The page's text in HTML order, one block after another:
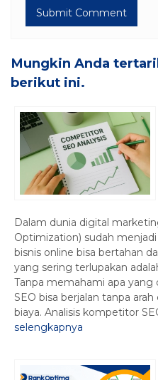
Mungkin Anda
berikut ini.
Dalam dunia digital
Optimization) sudah
bisnis online bisa bertahan
yang sering terlupakan
Tanpa memahami apa
SEO bisa berjalan tanpa
biaya. Analisis kompetitor
selengkapnya